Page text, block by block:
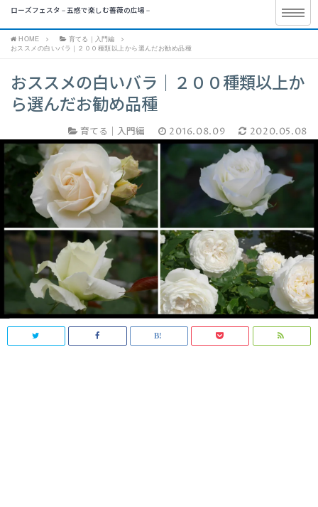
ローズフェスタ – 五感で楽しむ薔薇の広場 –
HOME
育てる｜入門編
おススメの白いバラ｜２００種類以上から選んだお勧め品種
おススメの白いバラ｜２００種類以上か
ら選んだお勧め品種
育てる｜入門編 2016.08.09 2020.05.08